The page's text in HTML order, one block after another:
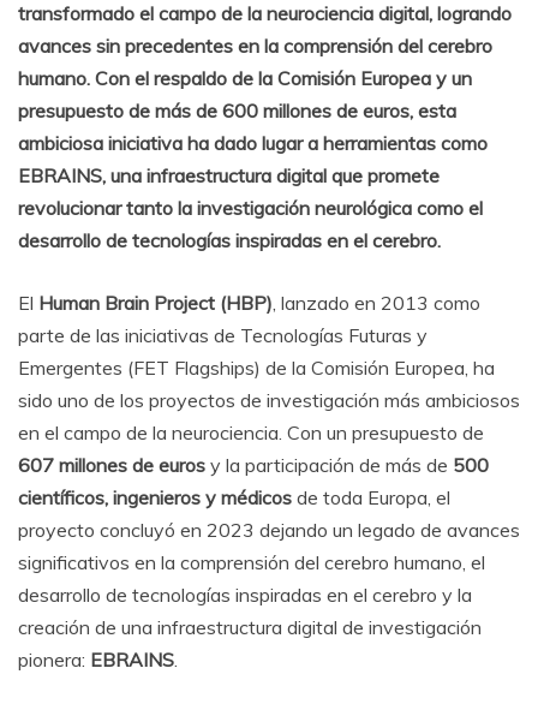
transformado el campo de la neurociencia digital, logrando
avances sin precedentes en la comprensión del cerebro
humano. Con el respaldo de la Comisión Europea y un
presupuesto de más de 600 millones de euros, esta
ambiciosa iniciativa ha dado lugar a herramientas como
EBRAINS, una infraestructura digital que promete
revolucionar tanto la investigación neurológica como el
desarrollo de tecnologías inspiradas en el cerebro.
El Human Brain Project (HBP), lanzado en 2013 como
parte de las iniciativas de Tecnologías Futuras y
Emergentes (FET Flagships) de la Comisión Europea, ha
sido uno de los proyectos de investigación más ambiciosos
en el campo de la neurociencia. Con un presupuesto de
607 millones de euros y la participación de más de 500
científicos, ingenieros y médicos de toda Europa, el
proyecto concluyó en 2023 dejando un legado de avances
significativos en la comprensión del cerebro humano, el
desarrollo de tecnologías inspiradas en el cerebro y la
creación de una infraestructura digital de investigación
pionera: EBRAINS.